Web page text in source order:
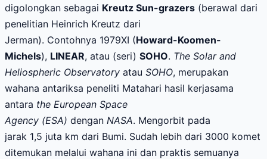
digolongkan sebagai Kreutz Sun-grazers (berawal dari
penelitian Heinrich Kreutz dari
Jerman). Contohnya 1979XI (Howard-Koomen-
Michels), LINEAR, atau (seri) SOHO. The Solar and
Heliospheric Observatory atau SOHO, merupakan
wahana antariksa peneliti Matahari hasil kerjasama
antara the European Space
Agency (ESA) dengan NASA. Mengorbit pada
jarak 1,5 juta km dari Bumi. Sudah lebih dari 3000 komet
ditemukan melalui wahana ini dan praktis semuanya